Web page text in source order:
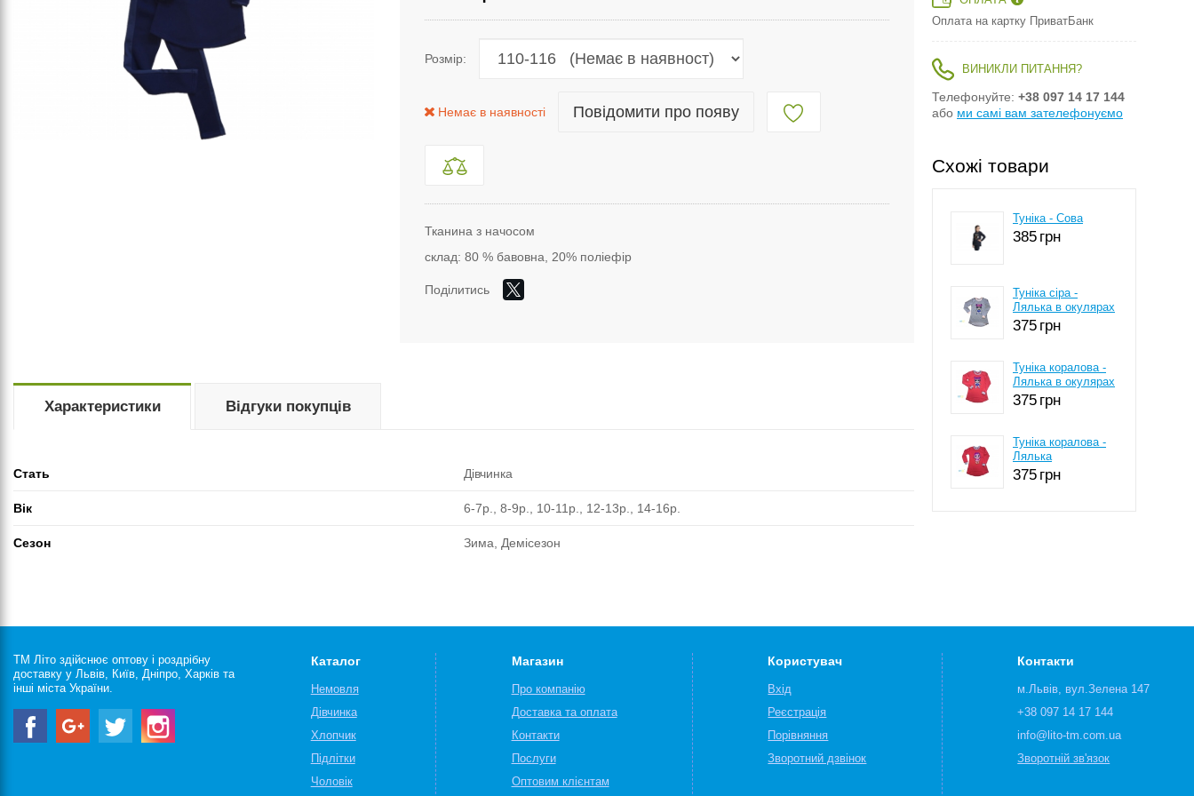
Розмір:
Немає в наявності Повідомити про появу
Тканина з начосом
склад: 80 % бавовна, 20% поліефір
Поділитись
Характеристики
Стать Дівчинка
Вік 6-7р., 8-9р., 10-11р., 12-13р., 14-16р.
Сезон Зима, Демісезон
Відгуки покупців
Оплата на картку ПриватБанк
ВИНИКЛИ ПИТАННЯ?
Телефонуйте: +38 097 14 17 144
або ми самі вам зателефонуємо
Схожі товари
Туніка - Сова
385 грн
Туніка сіра -
Лялька в окулярах
375 грн
Туніка коралова -
Лялька в окулярах
375 грн
Туніка коралова -
Лялька
375 грн
ТМ Літо здійснює оптову і роздрібну
доставку у Львів, Київ, Дніпро, Харків та
інші міста України.
Каталог
Немовля
Дівчинка
Хлопчик
Підлітки
Чоловік
Магазин
Про компанію
Доставка та оплата
Контакти
Послуги
Оптовим клієнтам
Користувач
Вхід
Реєстрація
Порівняння
Зворотний дзвінок
Контакти
м.Львів, вул.Зелена 147
+38 097 14 17 144
info@lito-tm.com.ua
Зворотній зв'язок